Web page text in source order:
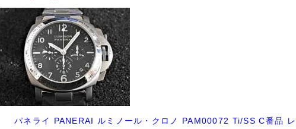
パネライ PANERAI ルミノール・クロノ PAM00072 Ti/SS C番品